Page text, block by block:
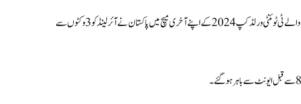
اتوار کو فلوریڈا کے لاڈر ہل کے سینٹرل بروورڈ ریجنل پارک اسٹیڈیم میں منعقد ہونے والے ٹی ٹوئنٹی ورلڈ کپ 2024 کے اپنے آخری میچ میں پاکستان نے آئرلینڈ کو3 وکٹوں سے